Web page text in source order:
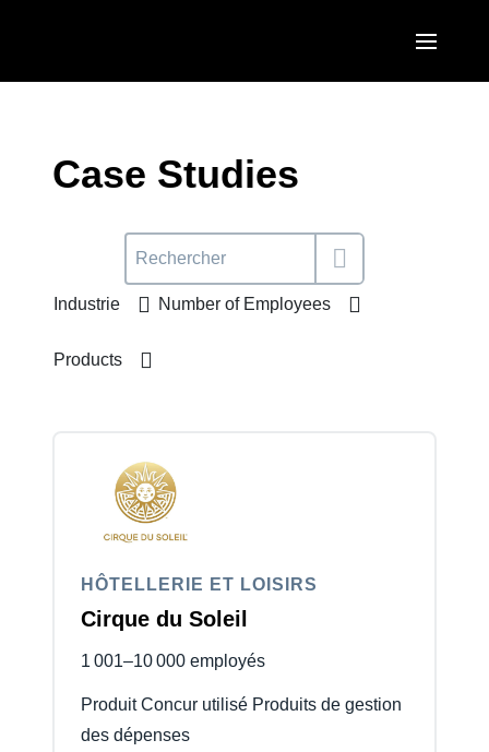
United States (English)
Canada (Français)
México (Español)
EUROPE
France (Français)
Deutschland (Deutsch)
Belgium (English)
España (Español)
Norway (English)
ASIA PACIFIC
Australia (English)
Case Studies
Industrie Number of Employees
Products
HÔTELLERIE ET LOISIRS
Cirque du Soleil
1 001–10 000 employés
Produit Concur utilisé Produits de gestion
des dépenses